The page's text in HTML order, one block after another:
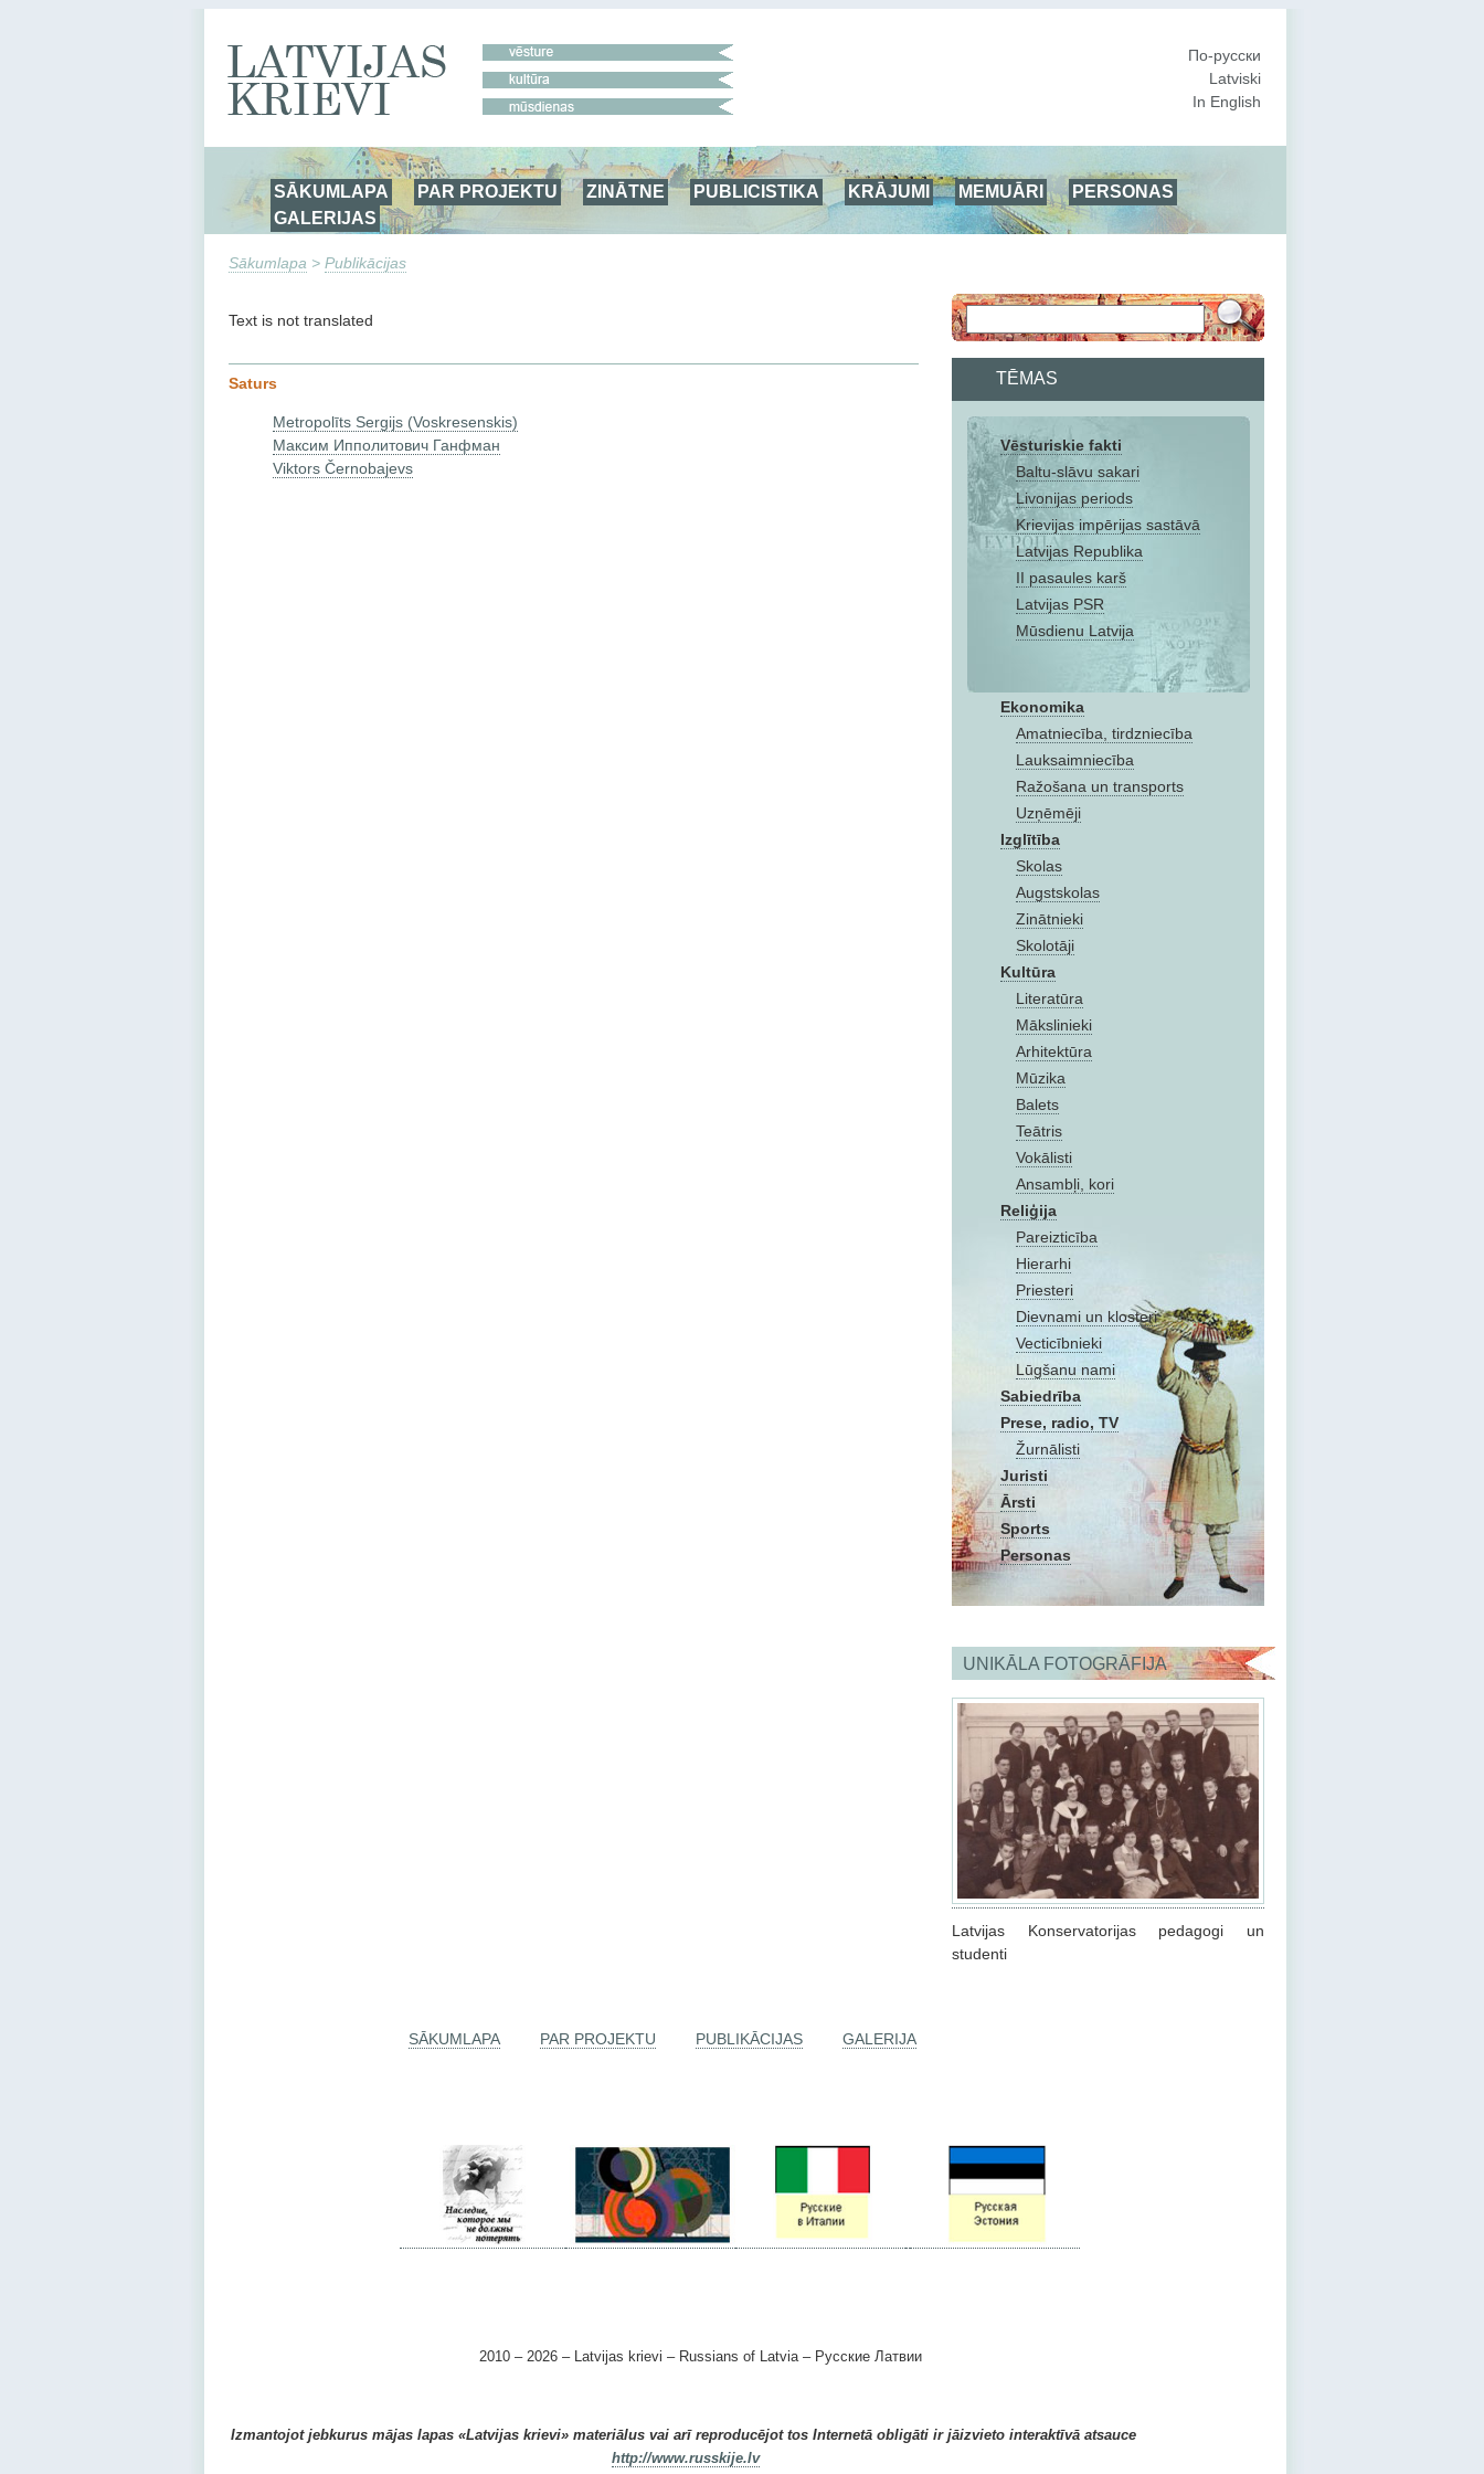
По-русски
Latviski
In English
SĀKUMLAPA PAR PROJEKTU ZINĀTNE PUBLICISTIKA KRĀJUMI MEMUĀRI
PERSONAS
GALERIJAS
Sākumlapa > Publikācijas
TĒMAS
Vēsturiskie fakti
Baltu-slāvu sakari
Livonijas periods
Krievijas impērijas sastāvā
Latvijas Republika
II pasaules karš
Latvijas PSR
Mūsdienu Latvija
Ekonomika
Amatniecība, tirdzniecība
Lauksaimniecība
Ražošana un transports
Uzņēmēji
Izglītība
Skolas
Augstskolas
Zinātnieki
Skolotāji
Kultūra
Literatūra
Mākslinieki
Arhitektūra
Mūzika
Balets
Teātris
Vokālisti
Ansambļi, kori
Reliģija
Pareizticība
Hierarhi
Priesteri
Dievnami un klosteri
Vecticībnieki
Lūgšanu nami
Sabiedrība
Prese, radio, TV
Žurnālisti
Juristi
Ārsti
Sports
Personas
UNIKĀLA FOTOGRĀFIJA
Latvijas Konservatorijas pedagogi un
studenti
Text is not translated
Saturs
Metropolīts Sergijs (Voskresenskis)
Максим Ипполитович Ганфман
Viktors Černobajevs
SĀKUMLAPA PAR PROJEKTU PUBLIKĀCIJAS GALERIJA
2010 – 2026 – Latvijas krievi – Russians of Latvia – Русские Латвии
Izmantojot jebkurus mājas lapas «Latvijas krievi» materiālus vai arī reproducējot tos Internetā obligāti ir jāizvieto interaktīvā atsauce
http://www.russkije.lv